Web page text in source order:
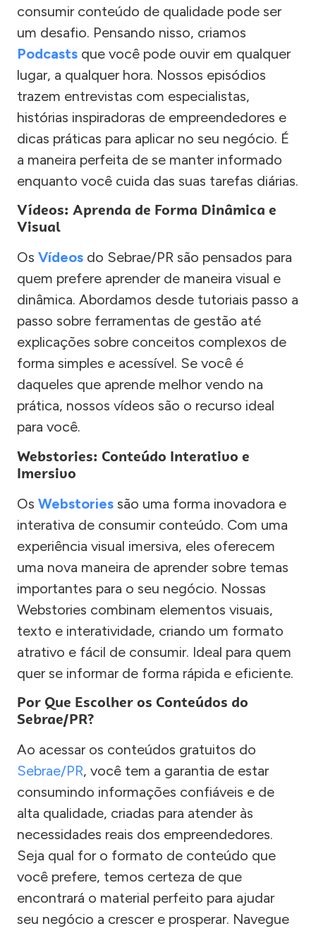
consumir conteúdo de qualidade pode ser
um desafio. Pensando nisso, criamos
Podcasts que você pode ouvir em qualquer
lugar, a qualquer hora. Nossos episódios
trazem entrevistas com especialistas,
histórias inspiradoras de empreendedores e
dicas práticas para aplicar no seu negócio. É
a maneira perfeita de se manter informado
enquanto você cuida das suas tarefas diárias.
Vídeos: Aprenda de Forma Dinâmica e
Visual
Os Vídeos do Sebrae/PR são pensados para
quem prefere aprender de maneira visual e
dinâmica. Abordamos desde tutoriais passo a
passo sobre ferramentas de gestão até
explicações sobre conceitos complexos de
forma simples e acessível. Se você é
daqueles que aprende melhor vendo na
prática, nossos vídeos são o recurso ideal
para você.
Webstories: Conteúdo Interativo e
Imersivo
Os Webstories são uma forma inovadora e
interativa de consumir conteúdo. Com uma
experiência visual imersiva, eles oferecem
uma nova maneira de aprender sobre temas
importantes para o seu negócio. Nossas
Webstories combinam elementos visuais,
texto e interatividade, criando um formato
atrativo e fácil de consumir. Ideal para quem
quer se informar de forma rápida e eficiente.
Por Que Escolher os Conteúdos do
Sebrae/PR?
Ao acessar os conteúdos gratuitos do
Sebrae/PR, você tem a garantia de estar
consumindo informações confiáveis e de
alta qualidade, criadas para atender às
necessidades reais dos empreendedores.
Seja qual for o formato de conteúdo que
você prefere, temos certeza de que
encontrará o material perfeito para ajudar
seu negócio a crescer e prosperar. Navegue